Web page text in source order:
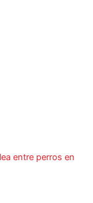
entre perros en